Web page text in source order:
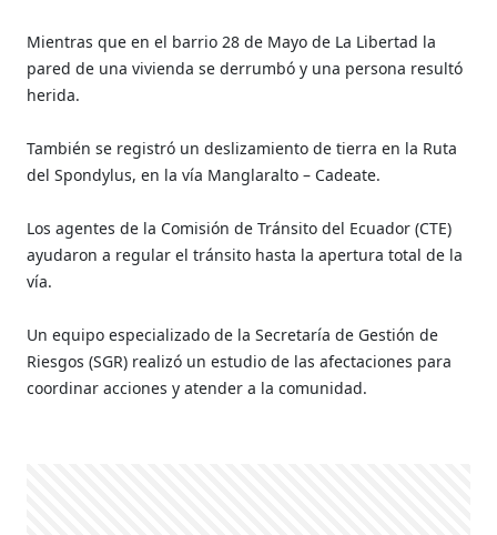
Mientras que en el barrio 28 de Mayo de La Libertad la
pared de una vivienda se derrumbó y una persona resultó
herida.
También se registró un deslizamiento de tierra en la Ruta
del Spondylus, en la vía Manglaralto – Cadeate.
Los agentes de la Comisión de Tránsito del Ecuador (CTE)
ayudaron a regular el tránsito hasta la apertura total de la
vía.
Un equipo especializado de la Secretaría de Gestión de
Riesgos (SGR) realizó un estudio de las afectaciones para
coordinar acciones y atender a la comunidad.